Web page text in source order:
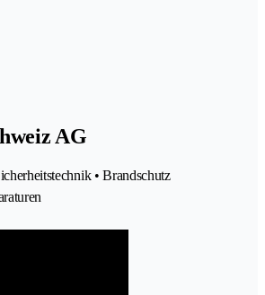
AG
• Brandschutz